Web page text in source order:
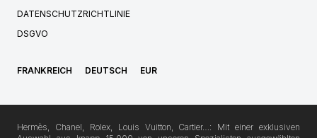
DATENSCHUTZRICHTLINIE
DSGVO
FRANKREICH DEUTSCH EUR
Hermès, Chanel, Rolex, Louis Vuitton, Cartier…: Mit einer exklusiven